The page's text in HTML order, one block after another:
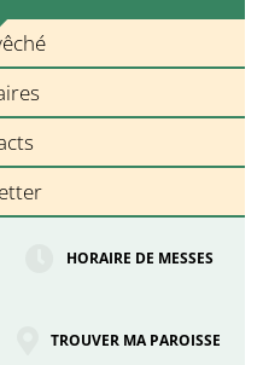
HORAIRE DE MESSES
TROUVER MA PAROISSE